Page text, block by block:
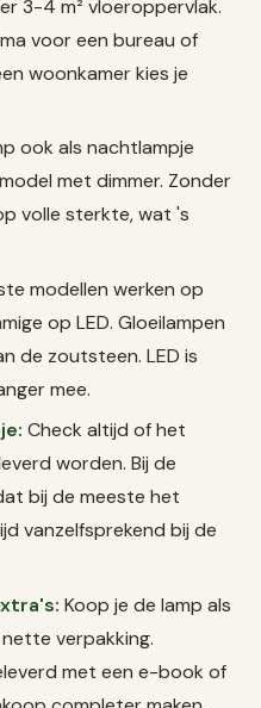
3-4 m² vloeroppervlak.
voor een bureau of
woonkamer kies je
ook als nachtlampje
met dimmer. Zonder
volle sterkte, wat 's
modellen werken op
op LED. Gloeilampen
de zoutsteen. LED is
mee.
Check altijd of het
worden. Bij de
bij de meeste het
vanzelfsprekend bij de
Koop je de lamp als
verpakking.
met een e-book of